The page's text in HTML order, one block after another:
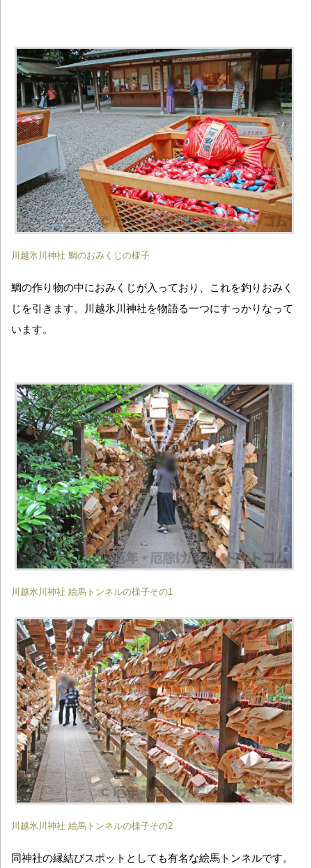
川越氷川神社 鯛のおみくじの様子
鯛の作り物の中におみくじが入っており、これを釣りおみく
じを引きます。川越氷川神社を物語る一つにすっかりなって
います。
川越氷川神社 絵馬トンネルの様子その1
川越氷川神社 絵馬トンネルの様子その2
同神社の縁結びスポットとしても有名な絵馬トンネルです。